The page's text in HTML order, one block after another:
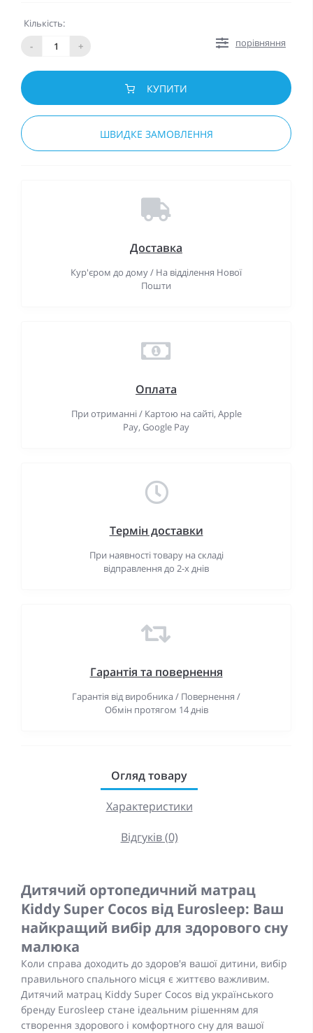
Кількість:
-
+ порівняння
КУПИТИ
ШВИДКЕ ЗАМОВЛЕННЯ
Доставка
Кур'єром до дому / На відділення Нової
Пошти
Оплата
При отриманні / Картою на сайті, Apple
Pay, Google Pay
Термін доставки
При наявності товару на складі
відправлення до 2-х днів
Гарантiя та повернення
Гарантія від виробника / Повернення /
Обмін протягом 14 днів
Огляд товару
Характеристики
Відгуків (0)
Дитячий ортопедичний матрац
Kiddy Super Cocos від Eurosleep: Ваш
найкращий вибір для здорового сну
малюка
Коли справа доходить до здоров'я вашої дитини, вибір
правильного спального місця є життєво важливим.
Дитячий матрац Kiddy Super Cocos від українського
бренду Eurosleep стане ідеальним рішенням для
створення здорового і комфортного сну для вашої